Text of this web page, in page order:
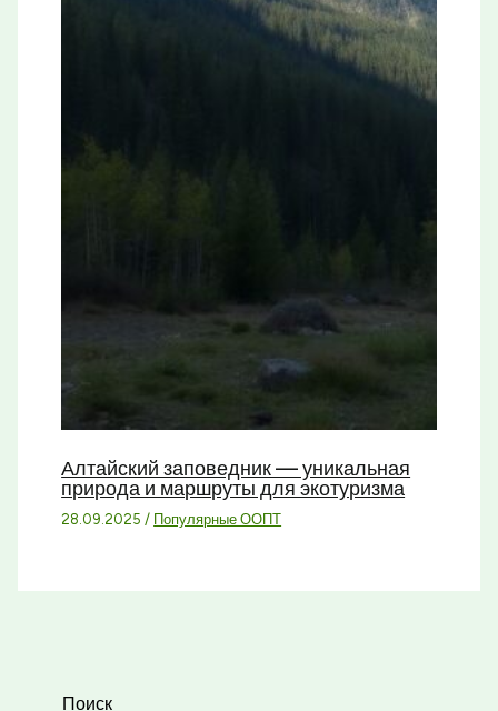
Алтайский заповедник — уникальная
природа и маршруты для экотуризма
28.09.2025/ Популярные ООПТ
Поиск